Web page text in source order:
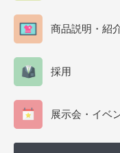
商品説明・紹
採用
展示会・イベ